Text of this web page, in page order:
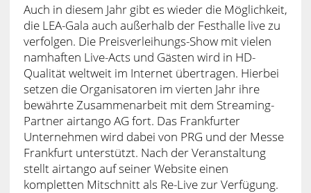
Auch in diesem Jahr gibt es wieder die Möglichkeit,
die LEA-Gala auch außerhalb der Festhalle live zu
verfolgen. Die Preisverleihungs-Show mit vielen
namhaften Live-Acts und Gästen wird in HD-
Qualität weltweit im Internet übertragen. Hierbei
setzen die Organisatoren im vierten Jahr ihre
bewährte Zusammenarbeit mit dem Streaming-
Partner airtango AG fort. Das Frankfurter
Unternehmen wird dabei von PRG und der Messe
Frankfurt unterstützt. Nach der Veranstaltung
stellt airtango auf seiner Website einen
kompletten Mitschnitt als Re-Live zur Verfügung.